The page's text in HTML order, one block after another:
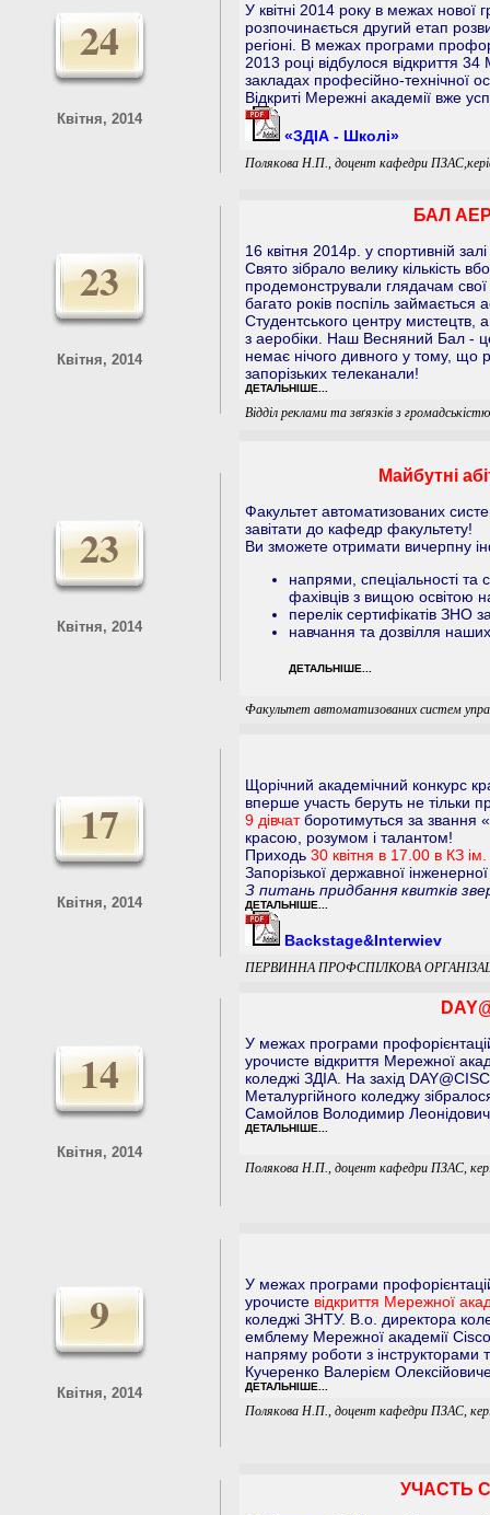
24
Квітня, 2014
У квітні 2014 року в межах нової
розпочинається другий етап
регіоні. В межах програми
2013 році відбулося відкриття
закладах професійно-технічної
Відкриті Мережні академії вже
«ЗДІА - Школі»
Полякова Н.П., доцент кафедри
23
Квітня, 2014
БАЛ
16 квітня 2014p. у спортивній
Свято зібрало велику кількість
продемонстрували глядачам
багато років поспіль займається
Студентського центру мистецтв,
з аеробіки. Наш Весняний Бал -
немає нічого дивного у тому, що
запорізьких телеканали!
ДЕТАЛЬНІШЕ...
Відділ реклами та звґязків з
23
Квітня, 2014
Майбутні
Факультет автоматизованих
завітати до кафедр факультету!
Ви зможете отримати вичерпну
напрями, спеціальності та
фахівців з вищою освітою
перелік сертифікатів ЗНО
навчання та дозвілля наших
ДЕТАЛЬНІШЕ...
Факультет автоматизованих систем
17
Квітня, 2014
Щорічний академічний конкурс
вперше участь беруть не тільки
9 дівчатборотимуться за звання
красою, розумом і талантом!
Приходь 30 квітня в 17.00 в КЗ ім.
Запорізької державної
З питань придбання квитків
ДЕТАЛЬНІШЕ...
Backstage&Interwiev
ПЕРВИННА ПРОФСПІЛКОВА
14
Квітня, 2014
У межах програми
урочисте відкриття Мережної
коледжі ЗДІА. На захід
Металургійного коледжу
Самойлов Володимир
ДЕТАЛЬНІШЕ...
Полякова Н.П., доцент кафедри ПЗАС,
9
Квітня, 2014
У межах програми
урочисте відкриття Мережної
коледжі ЗНТУ. В.о. директора
емблему Мережної академії
напряму роботи з інструкторами
Кучеренко Валерієм
ДЕТАЛЬНІШЕ...
Полякова Н.П., доцент кафедри ПЗАС,
УЧАСТЬ